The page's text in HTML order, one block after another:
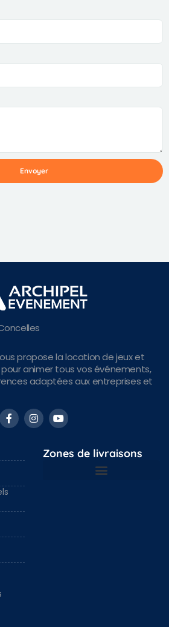
Envoyer
propose la location de jeux et
animer tous vos événements,
adaptées aux entreprises et
Zones de livraisons